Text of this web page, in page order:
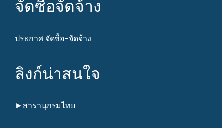
จัดซื้อจัดจ้าง
ประกาศ จัดซื้อ-จัดจ้าง
ลิงก์น่าสนใจ
► สารานุกรมไทย